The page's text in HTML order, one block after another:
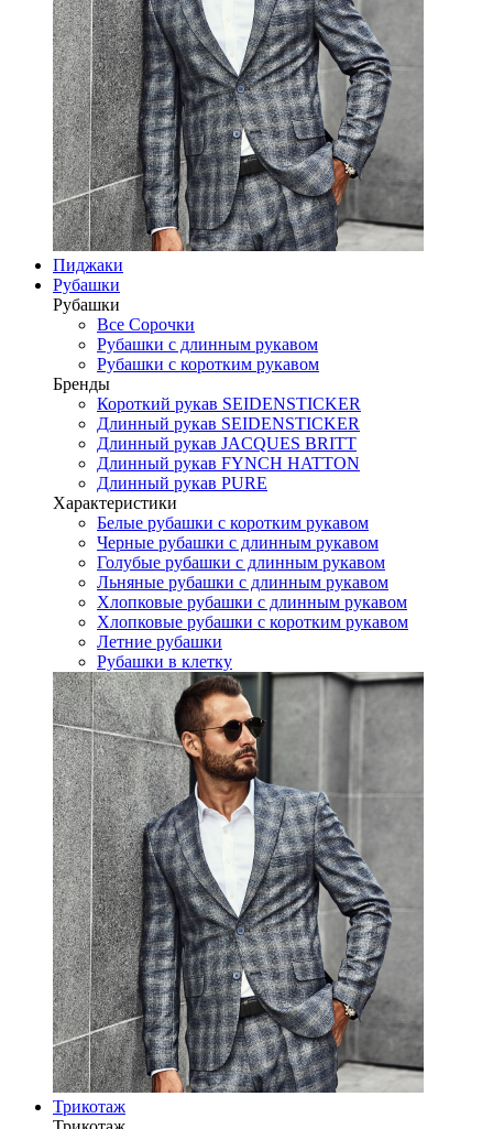
Пиджаки
Рубашки
Рубашки
Все Сорочки
Рубашки с длинным рукавом
Рубашки с коротким рукавом
Бренды
Короткий рукав SEIDENSTICKER
Длинный рукав SEIDENSTICKER
Длинный рукав JAСQUES BRITT
Длинный рукав FYNCH HATTON
Длинный рукав PURE
Характеристики
Белые рубашки с коротким рукавом
Черные рубашки с длинным рукавом
Голубые рубашки с длинным рукавом
Льняные рубашки с длинным рукавом
Хлопковые рубашки с длинным рукавом
Хлопковые рубашки с коротким рукавом
Летние рубашки
Рубашки в клетку
Трикотаж